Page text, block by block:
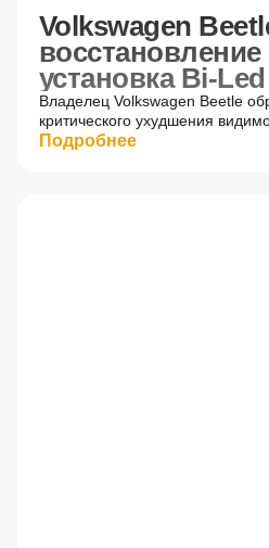
Volkswagen
установка Bi-Led
Владелец Volkswagen Beetle
критического ухудшения
практически исчез.
Подробнее